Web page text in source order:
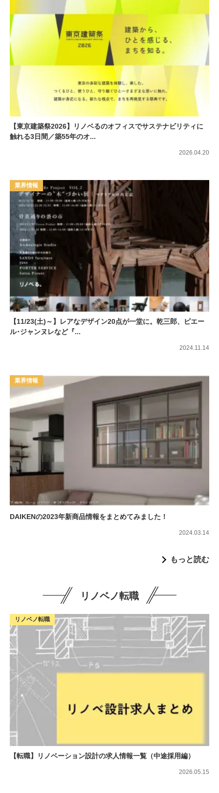
【東京建築祭2026】リノベるのオフィスでサステナビリティに
触れる3日間／築55年のオ...
2026.04.20
【11/23(土)～】レアなデザイン20点が一堂に。乾三郎、ピエー
ル･ジャンヌレなど『...
業界情報
2024.11.14
DAIKENの2023年新商品情報をまとめてみました！
業界情報
2024.03.14
もっと読む
リノベノ転職
【転職】リノベーション設計の求人情報一覧（中途採用編）
リノベノ転職
2026.05.15